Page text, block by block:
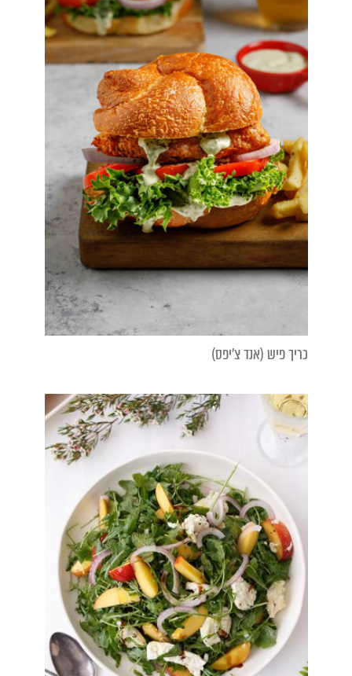
כריך פיש (אנד צ'יפס)